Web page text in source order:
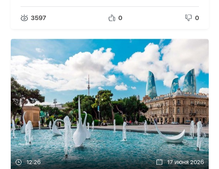
3597 0 0
12:26 17 июня 2026